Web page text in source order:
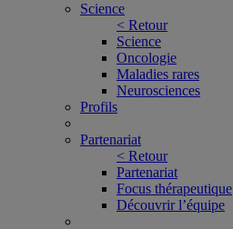
Science
< Retour
Science
Oncologie
Maladies rares
Neurosciences
Profils
Partenariat
< Retour
Partenariat
Focus thérapeutique
Découvrir l’équipe